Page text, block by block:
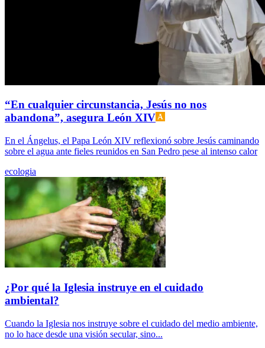
“En cualquier circunstancia, Jesús no nos
abandona”, asegura León XIV
En el Ángelus, el Papa León XIV reflexionó sobre Jesús caminando
sobre el agua ante fieles reunidos en San Pedro pese al intenso calor
ecologia
¿Por qué la Iglesia instruye en el cuidado
ambiental?
Cuando la Iglesia nos instruye sobre el cuidado del medio ambiente,
no lo hace desde una visión secular, sino...